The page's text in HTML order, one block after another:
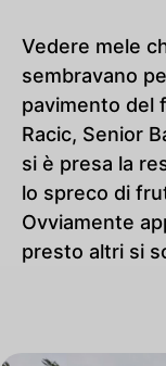
Vedere mele
sembravano
pavimento del
Racic, Senior
si è presa la
lo spreco di
Ovviamente
presto altri si